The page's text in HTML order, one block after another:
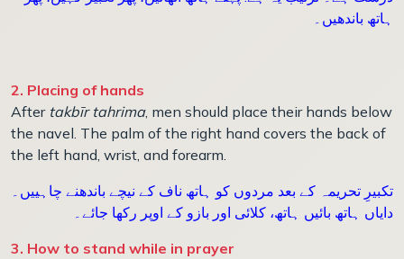
ہاتھ باندھیں۔
2. Placing of hands
After takbīr tahrima, men should place their hands below
the navel. The palm of the right hand covers the back of
the left hand, wrist, and forearm.
تکبیرِ تحریمہ کے بعد مردوں کو ہاتھ ناف کے نیچے باندھنے چاہییں۔
دایاں ہاتھ بائیں ہاتھ، کلائی اور بازو کے اوپر رکھا جائے۔
3. How to stand while in prayer